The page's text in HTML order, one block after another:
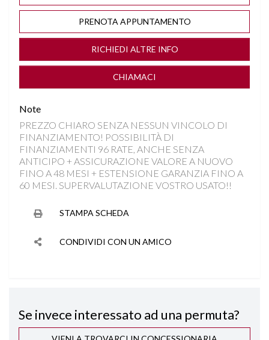
CONTROLLO TRAZIONE
CRUISE CONTROL
DISATTIVAZIONE AIRBAG LATO PASSEGGERO
FRENATA DI EMERGENZA
IMPIANTO AUDIO PREMIUM HARMAN/KARDON
ISOFIX
PRENOTA APPUNTAMENTO
RICHIEDI ALTRE INFO
CHIAMACI
Note
PREZZO CHIARO SENZA NESSUN VINCOLO DI
FINANZIAMENTO! POSSIBILITÀ DI
FINANZIAMENTI 96 RATE, ANCHE SENZA
ANTICIPO + ASSICURAZIONE VALORE A NUOVO
FINO A 48 MESI + ESTENSIONE GARANZIA FINO A
60 MESI. SUPERVALUTAZIONE VOSTRO USATO!!
STAMPA SCHEDA
CONDIVIDI CON UN AMICO
Se invece interessato ad una permuta?